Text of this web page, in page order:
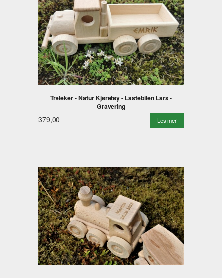
Treleker - Natur Kjøretøy - Lastebilen Lars -
Gravering
379,00 Les mer